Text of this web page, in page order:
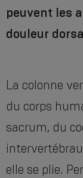
peuvent les
douleur
La colonne
du corps
sacrum, du
elle se plie.